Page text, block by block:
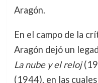
Aragón.
En el campo de la
Aragón dejó un
La nube y el reloj
(1944), en las